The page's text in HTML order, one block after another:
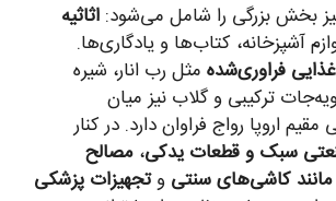
بخش بزرگی را شامل می‌شود: اثاثیه
آشپزخانه، کتاب‌ها و یادگاری‌ها.
غذایی فراوری‌شده مثل رب انار، شیره
ترکیبی و گلاب نیز میان
مقیم اروپا رواج فراوان دارد. در کنار
سبک و قطعات یدکی، مصالح
کاشی‌های سنتی وتجهیزات پزشکی